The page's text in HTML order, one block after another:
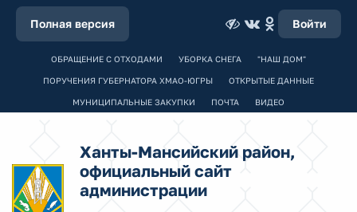
Полная версия Войти
ОБРАЩЕНИЕ С ОТХОДАМИ УБОРКА СНЕГА "НАШ ДОМ"
ПОРУЧЕНИЯ ГУБЕРНАТОРА ХМАО-ЮГРЫ ОТКРЫТЫЕ ДАННЫЕ
МУНИЦИПАЛЬНЫЕ ЗАКУПКИ ПОЧТА ВИДЕО
Ханты-Мансийский район,
официальный сайт
администрации